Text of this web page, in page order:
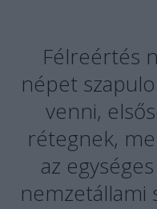
Félreértés
népet
venni,
rétegnek,
az
nemzetállami